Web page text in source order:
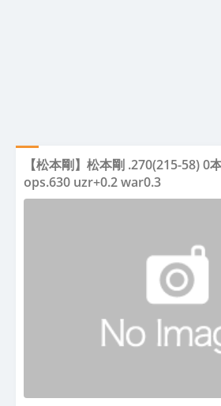
【松本剛】松本剛 .270(215-58) 0
ops.630 uzr+0.2 war0.3